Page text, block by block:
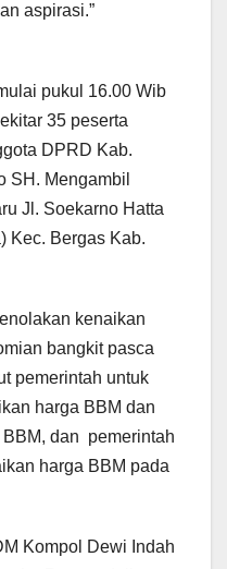
aspirasi.”
pukul 16.00 Wib
35 peserta
DPRD Kab.
SH. Mengambil
Jl. Soekarno Hatta
Kec. Bergas Kab.
kenaikan
bangkit pasca
pemerintah untuk
harga BBM dan
dan pemerintah
harga BBM pada
Kompol Dewi Indah